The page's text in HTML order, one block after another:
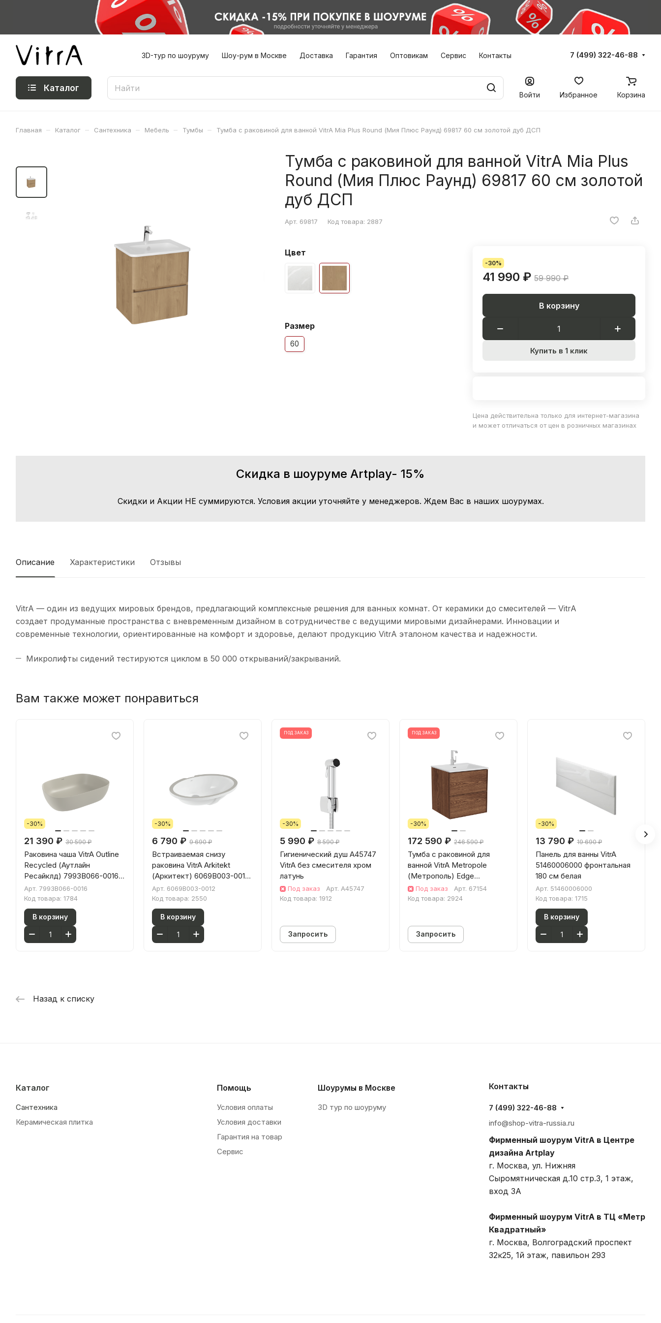
3D-тур по шоуруму Шоу-рум в Москве Доставка Гарантия Оптовикам Сервис Контакты 7 (499) 322-46-88
Каталог
Войти Избранное Корзина
Главная – Каталог – Сантехника – Мебель – Тумбы – Тумба с раковиной для ванной VitrA Mia Plus Round (Мия Плюс Раунд) 69817 60 см золотой дуб ДСП
Тумба с раковиной для ванной VitrA Mia Plus
Round (Мия Плюс Раунд) 69817 60 см золотой
дуб ДСП
Арт. 69817 Код товара: 2887
Цвет
Размер
60
-30%
41 990 ₽ 59 990 ₽
В корзину
Купить в 1 клик
Цена действительна только для интернет-магазина
и может отличаться от цен в розничных магазинах
Скидка в шоуруме Artplay- 15%
Скидки и Акции НЕ суммируются. Условия акции уточняйте у менеджеров. Ждем Вас в наших шоурумах.
Описание Характеристики Отзывы
VitrA — один из ведущих мировых брендов, предлагающий комплексные решения для ванных комнат. От керамики до смесителей — VitrA
создает продуманные пространства с вневременным дизайном в сотрудничестве с ведущими мировыми дизайнерами. Инновации и
современные технологии, ориентированные на комфорт и здоровье, делают продукцию VitrA эталоном качества и надежности.
Микролифты сидений тестируются циклом в 50 000 открываний/закрываний.
Вам также может понравиться
-30%
21 390 ₽ 30 590 ₽
Раковина чаша VitrA Outline
Recycled (Аутлайн
Ресайклд) 7993B066-0016
63 x 42 см накладная
матовая бежевая
антибактериальное
покрытие Hygiene (Хайджн)
Арт. 7993B066-0016
Код товара: 1784
В корзину
-30%
6 790 ₽ 9 690 ₽
Встраиваемая снизу
раковина VitrA Arkitekt
(Аркитект) 6069B003-0012
59 x 45 см овал белая
антибактериальное
покрытие Hygiene (Хайджн)
Арт. 6069B003-0012
Код товара: 2550
В корзину
ПОД ЗАКАЗ
-30%
5 990 ₽ 8 590 ₽
Гигиенический душ A45747
VitrA без смесителя хром
латунь
Под заказ Арт. A45747
Код товара: 1912
Запросить
ПОД ЗАКАЗ
-30%
172 590 ₽ 246 590 ₽
Тумба с раковиной для
ванной VitrA Metropole
(Метрополь) Edge
(Метрополь Эдж) 67154 60
см грецкий орех МДФ
Под заказ Арт. 67154
Код товара: 2924
Запросить
-30%
13 790 ₽ 19 690 ₽
Панель для ванны VitrA
51460006000 фронтальная
180 см белая
Арт. 51460006000
Код товара: 1715
В корзину
Назад к списку
Каталог
Сантехника
Керамическая плитка
Помощь
Условия оплаты
Условия доставки
Гарантия на товар
Сервис
Шоурумы в Москве
3D тур по шоуруму
Контакты
7 (499) 322-46-88
info@shop-vitra-russia.ru
Фирменный шоурум VitrA в Центре
дизайна Artplay
г. Москва, ул. Нижняя
Сыромятническая д.10 стр.3, 1 этаж,
вход 3A
Фирменный шоурум VitrA в ТЦ «Метр
Квадратный»
г. Москва, Волгоградский проспект
32к25, 1й этаж, павильон 293